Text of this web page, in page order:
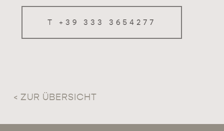
T +39 333 3654277
< ZUR ÜBERSICHT